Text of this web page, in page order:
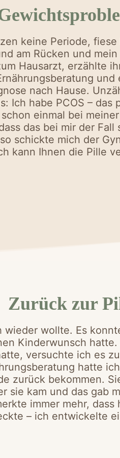
keine Periode, fiese
am Rücken und
Hausarzt, erzählte
und
nach Hause.
Ich habe PCOS – das
einmal bei
das bei mir der
schickte mich der
kann Ihnen die Pille
Zurück zur
wieder wollte. Es
Kinderwunsch
versuchte ich es
hatte
zurück bekommen.
sie kam und das gab
immer mehr,
– ich entwickelte